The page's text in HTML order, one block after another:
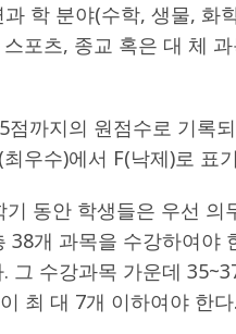
학 분야(수학, 생물, 화
포츠, 종교 혹은 대 체
까지의 원점수로 기록
우수)에서 F(낙제)로 표
동안 학생들은 우선 의
개 과목을 수강하여야
그 수강과목 가운데
최 대 7개 이하여야 한다.